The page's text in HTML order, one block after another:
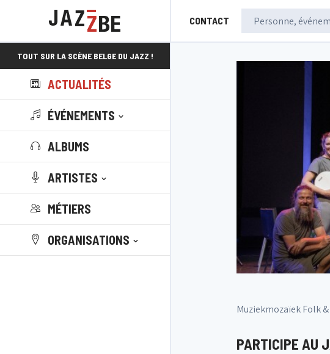
CONTACT
TOUT SUR LA SCÈNE BELGE DU JAZZ !
ACTUALITÉS
ÉVÉNEMENTS
ALBUMS
ARTISTES
MÉTIERS
ORGANISATIONS
Muziekmozaïek Folk &
PARTICIPE AU